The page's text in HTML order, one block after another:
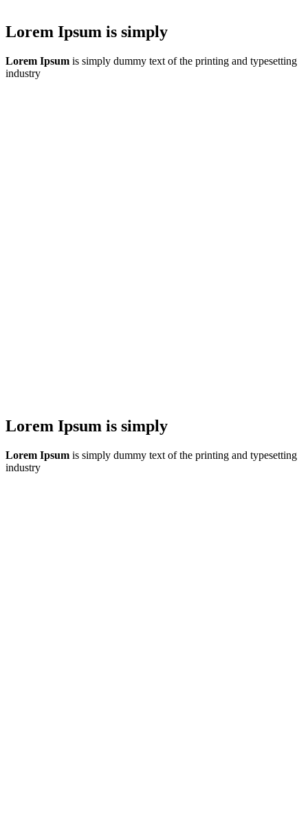
Lorem Ipsum is simply
Lorem Ipsum is simply dummy text of the printing and typesetting
industry
Lorem Ipsum is simply
Lorem Ipsum is simply dummy text of the printing and typesetting
industry